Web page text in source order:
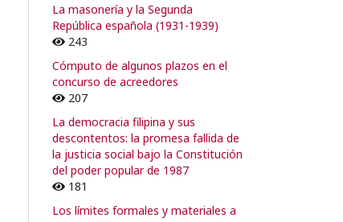
La masonería y la Segunda
República española (1931-1939)
243
Cómputo de algunos plazos en el
concurso de acreedores
207
La democracia filipina y sus
descontentos: la promesa fallida de
la justicia social bajo la Constitución
del poder popular de 1987
181
Los límites formales y materiales a